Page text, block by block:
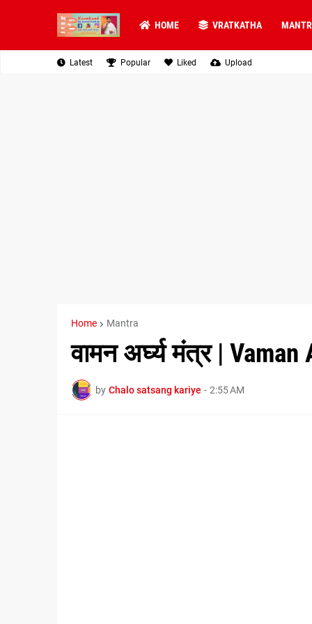
HOME VRATKATHA
Latest Popular Liked Upload
Home Mantra
वामन अर्घ्य मंत्र |
by Chalo satsang kariye - 2:55 AM